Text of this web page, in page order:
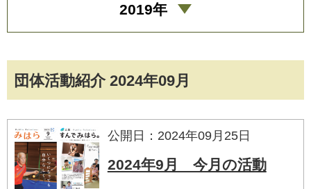
団体活動紹介 2024年09月
公開日：2024年09月25日
2024年9月 今月の活動
2019年